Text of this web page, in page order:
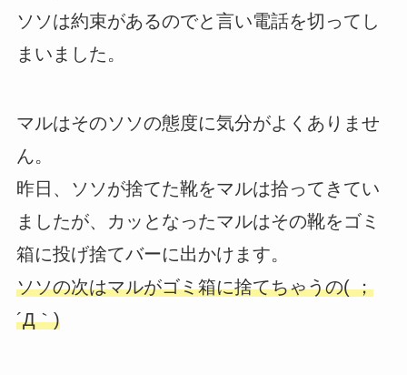
ソソは約束があるのでと言い電話を切ってし
まいました。
マルはそのソソの態度に気分がよくありませ
ん。
昨日、ソソが捨てた靴をマルは拾ってきてい
ましたが、カッとなったマルはその靴をゴミ
箱に投げ捨てバーに出かけます。
ソソの次はマルがゴミ箱に捨てちゃうの( ；
´Д｀)